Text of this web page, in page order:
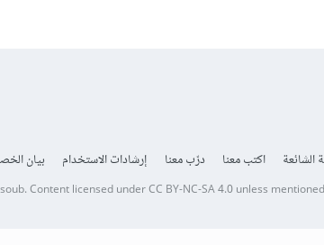
الشائعة اكتب معنا درّب معنا إرشادات الاستخدام بيان
.Content licensed underCC BY-NC-SA 4.0unless